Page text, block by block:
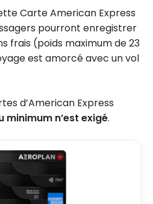
Carte American Express
pourront enregistrer
frais (poids maximum de 23
est amorcé avec un vol
d’American Express
minimum n’est exigé.